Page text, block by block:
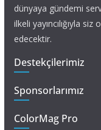
dünyaya gündemi
ilkeli yayıncılığıyla
edecektir.
Destekçilerimiz
Sponsorlarımız
ColorMag Pro